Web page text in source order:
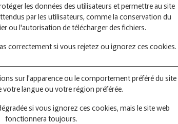
les données des utilisateurs et permettre au site
par les utilisateurs, comme la conservation du
ou l'autorisation de télécharger des fichiers.
correctement si vous rejetez ou ignorez ces cookies.
sur l'apparence ou le comportement préféré du site
votre langue ou votre région préférée.
si vous ignorez ces cookies, mais le site web
fonctionnera toujours.